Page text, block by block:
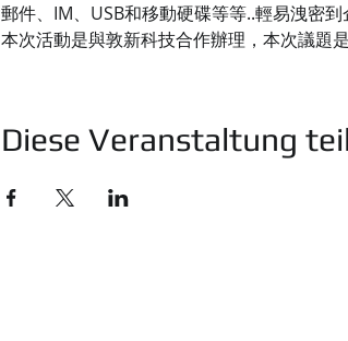
郵件、IM、USB和移動硬碟等等..輕易洩密到
本次活動是與敦新科技合作辦理，本次議題
Diese Veranstaltung